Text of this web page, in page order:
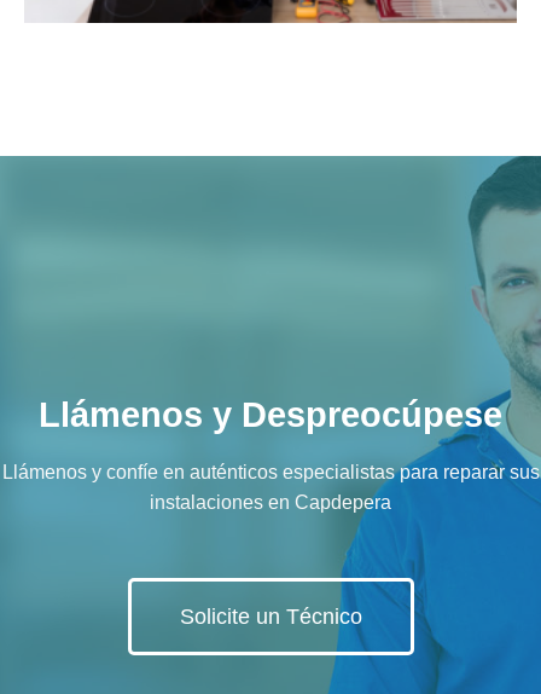
Llámenos y Despreocúpese
Llámenos y confíe en auténticos especialistas para reparar sus
instalaciones en Capdepera
Solicite un Técnico